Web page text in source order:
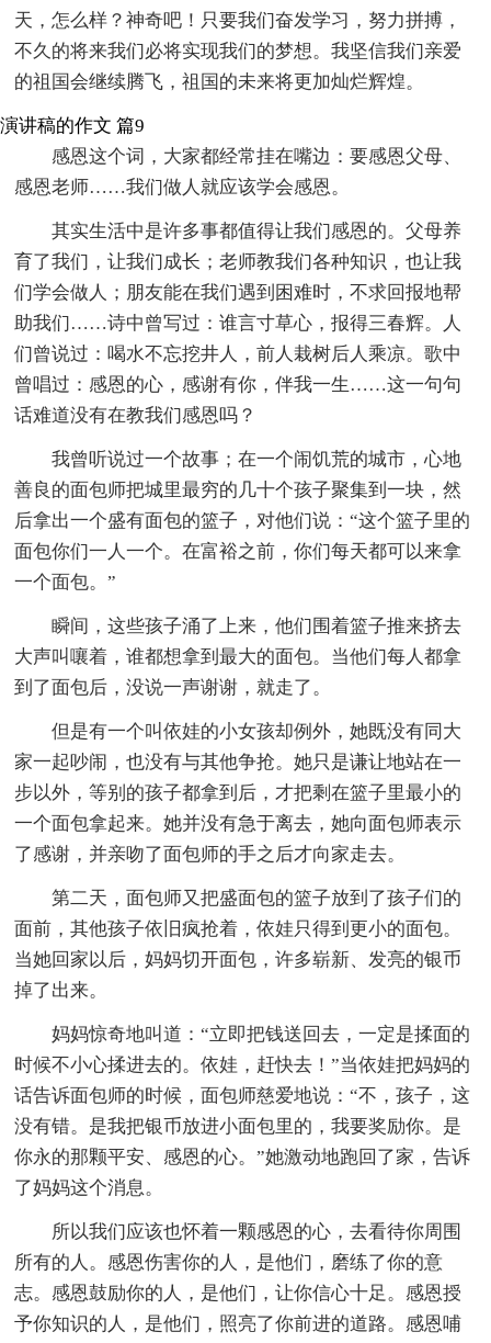
天，怎么样？神奇吧！只要我们奋发学习，努力拼搏，
不久的将来我们必将实现我们的梦想。我坚信我们亲爱
的祖国会继续腾飞，祖国的未来将更加灿烂辉煌。
演讲稿的作文 篇9
感恩这个词，大家都经常挂在嘴边：要感恩父母、
感恩老师……我们做人就应该学会感恩。
其实生活中是许多事都值得让我们感恩的。父母养
育了我们，让我们成长；老师教我们各种知识，也让我
们学会做人；朋友能在我们遇到困难时，不求回报地帮
助我们……诗中曾写过：谁言寸草心，报得三春辉。人
们曾说过：喝水不忘挖井人，前人栽树后人乘凉。歌中
曾唱过：感恩的心，感谢有你，伴我一生……这一句句
话难道没有在教我们感恩吗？
我曾听说过一个故事；在一个闹饥荒的城市，心地
善良的面包师把城里最穷的几十个孩子聚集到一块，然
后拿出一个盛有面包的篮子，对他们说：“这个篮子里的
面包你们一人一个。在富裕之前，你们每天都可以来拿
一个面包。”
瞬间，这些孩子涌了上来，他们围着篮子推来挤去
大声叫嚷着，谁都想拿到最大的面包。当他们每人都拿
到了面包后，没说一声谢谢，就走了。
但是有一个叫依娃的小女孩却例外，她既没有同大
家一起吵闹，也没有与其他争抢。她只是谦让地站在一
步以外，等别的孩子都拿到后，才把剩在篮子里最小的
一个面包拿起来。她并没有急于离去，她向面包师表示
了感谢，并亲吻了面包师的手之后才向家走去。
第二天，面包师又把盛面包的篮子放到了孩子们的
面前，其他孩子依旧疯抢着，依娃只得到更小的面包。
当她回家以后，妈妈切开面包，许多崭新、发亮的银币
掉了出来。
妈妈惊奇地叫道：“立即把钱送回去，一定是揉面的
时候不小心揉进去的。依娃，赶快去！”当依娃把妈妈的
话告诉面包师的时候，面包师慈爱地说：“不，孩子，这
没有错。是我把银币放进小面包里的，我要奖励你。是
你永的那颗平安、感恩的心。”她激动地跑回了家，告诉
了妈妈这个消息。
所以我们应该也怀着一颗感恩的心，去看待你周围
所有的人。感恩伤害你的人，是他们，磨练了你的意
志。感恩鼓励你的人，是他们，让你信心十足。感恩授
予你知识的人，是他们，照亮了你前进的道路。感恩哺